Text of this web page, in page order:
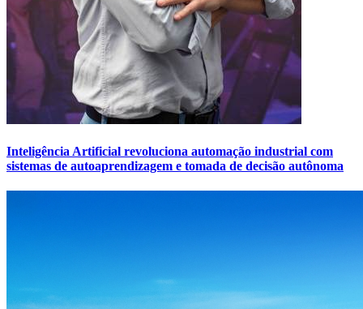
Inteligência Artificial revoluciona automação industrial com
sistemas de autoaprendizagem e tomada de decisão autônoma